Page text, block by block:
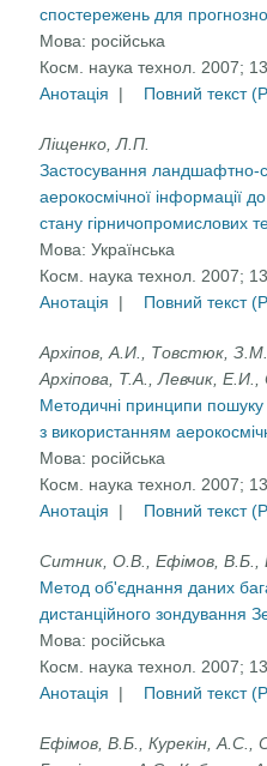
спостережень для
Мова: російська
Косм. наука технол. 2007;
Анотація
| Повний текст
Ліщенко, Л.П.
Застосування ландшафтно-
аерокосмічної інформації
стану гірничопромислових
Мова:Українська
Косм. наука технол. 2007;
Анотація
| Повний текст
Архіпов, А.И., Товстюк,
Архіпова, Т.А., Левчик, Е.И.,
Методичні принципи пошуку
з використанням
Мова: російська
Косм. наука технол. 2007;
Анотація
| Повний текст
Ситник, О.В., Ефімов, В.Б.,
Метод об'єднання даних
дистанційного зондування
Мова: російська
Косм. наука технол. 2007;
Анотація
| Повний текст
Ефімов, В.Б., Курекін,